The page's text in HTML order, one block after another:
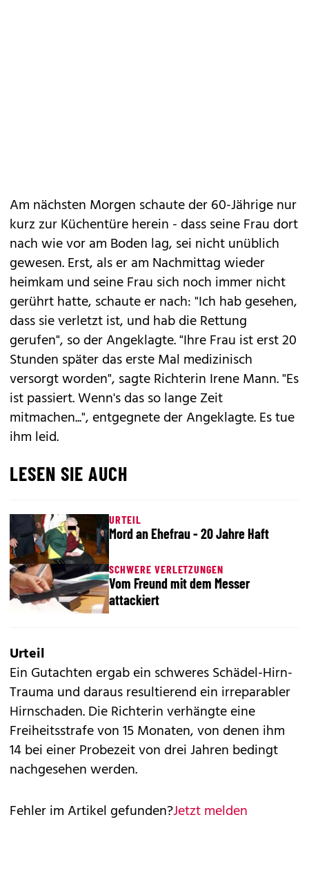
Am nächsten Morgen schaute der 60-Jährige nur
kurz zur Küchentüre herein - dass seine Frau dort
nach wie vor am Boden lag, sei nicht unüblich
gewesen. Erst, als er am Nachmittag wieder
heimkam und seine Frau sich noch immer nicht
gerührt hatte, schaute er nach: "Ich hab gesehen,
dass sie verletzt ist, und hab die Rettung
gerufen", so der Angeklagte. "Ihre Frau ist erst 20
Stunden später das erste Mal medizinisch
versorgt worden", sagte Richterin Irene Mann. "Es
ist passiert. Wenn's das so lange Zeit
mitmachen...", entgegnete der Angeklagte. Es tue
ihm leid.
LESEN SIE AUCH
URTEIL
Mord an Ehefrau - 20 Jahre Haft
SCHWERE VERLETZUNGEN
Vom Freund mit dem Messer
attackiert
Urteil
Ein Gutachten ergab ein schweres Schädel-Hirn-
Trauma und daraus resultierend ein irreparabler
Hirnschaden. Die Richterin verhängte eine
Freiheitsstrafe von 15 Monaten, von denen ihm
14 bei einer Probezeit von drei Jahren bedingt
nachgesehen werden.
Fehler im Artikel gefunden?Jetzt melden